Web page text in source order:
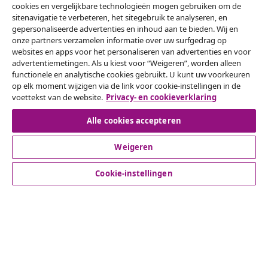
Onze sociale media
Herroeping van de overeenkomst
Een annulering voor je bestelling indienen
Herroeping van de overeenkomst
Klantenservice
cookies en vergelijkbare technologieën mogen gebruiken om de
sitenavigatie te verbeteren, het sitegebruik te analyseren, en
gepersonaliseerde advertenties en inhoud aan te bieden. Wij en
onze partners verzamelen informatie over uw surfgedrag op
websites en apps voor het personaliseren van advertenties en voor
advertentiemetingen. Als u kiest voor “Weigeren”, worden alleen
functionele en analytische cookies gebruikt. U kunt uw voorkeuren
op elk moment wijzigen via de link voor cookie-instellingen in de
voettekst van de website. Privacy- en cookieverklaring
Alle cookies accepteren
Weigeren
Cookie-instellingen